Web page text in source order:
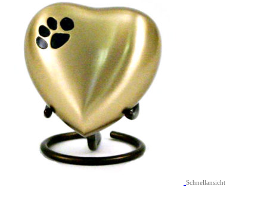
Schnellansicht